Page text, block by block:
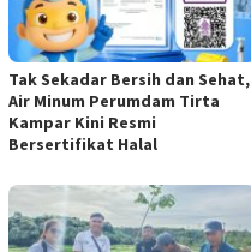
Tak Sekadar Bersih dan Sehat,
Air Minum Perumdam Tirta
Kampar Kini Resmi
Bersertifikat Halal